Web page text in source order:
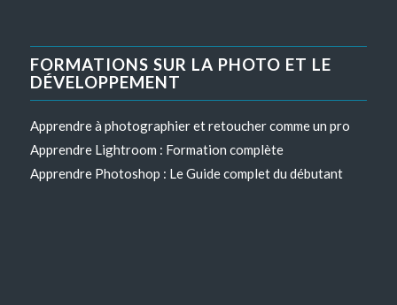
FORMATIONS SUR LA PHOTO ET LE
DÉVELOPPEMENT
Apprendre à photographier et retoucher comme un pro
Apprendre Lightroom : Formation complète
Apprendre Photoshop : Le Guide complet du débutant